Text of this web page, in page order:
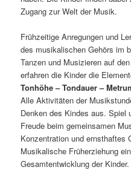
Zugang zur Welt der Musik.
Frühzeitige Anregungen und
des musikalischen Gehörs im
Tanzen und Musizieren auf
erfahren die Kinder die
Tonhöhe – Tondauer –
Alle Aktivitäten der
Denken des Kindes aus. Spiel
Freude beim gemeinsamen
Konzentration und ernsthaftes
Musikalische Früherziehung
Gesamtentwicklung der Kinder.